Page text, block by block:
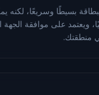
بسيطًا وسريعًا، لكنه
ويعتمد على موافقة الجهة
منطقتك.